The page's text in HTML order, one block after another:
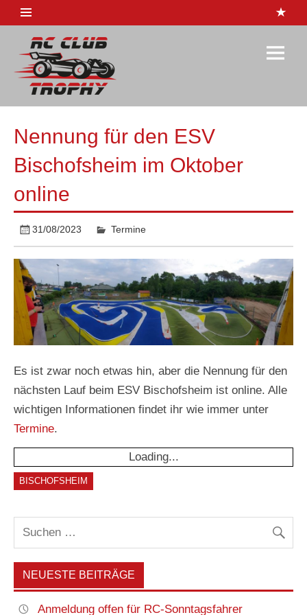
Skip
content
Nennung für den ESV
Bischofsheim im Oktober
online
31/08/2023 Termine
Es ist zwar noch etwas hin, aber die Nennung für den
nächsten Lauf beim ESV Bischofsheim ist online. Alle
wichtigen Informationen findet ihr wie immer unter
Termine.
Loading...
BISCHOFSHEIM
NEUESTE BEITRÄGE
Anmeldung offen für RC-Sonntagsfahrer